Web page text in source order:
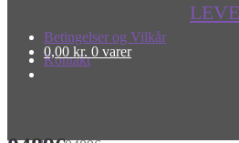
Betingelser og Vilkår
Kontakt
0,00 kr. 0 varer